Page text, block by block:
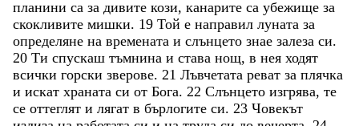
планини са за дивите кози, канарите са убежище за
скокливите мишки. 19 Той е направил луната за
определяне на времената и слънцето знае залеза си.
20 Ти спускаш тъмнина и става нощ, в нея ходят
всички горски зверове. 21 Лъвчетата реват за плячка
и искат храната си от Бога. 22 Слънцето изгрява, те
се оттеглят и лягат в бърлогите си. 23 Човекът